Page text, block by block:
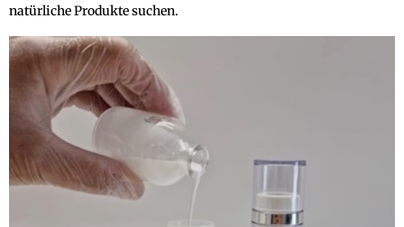
natürliche Produkte suchen.